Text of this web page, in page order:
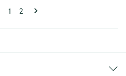
Pages
Vous lisez actuellement la page
1 Page
2